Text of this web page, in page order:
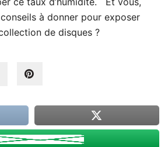
à donner pour exposer
de disques ?